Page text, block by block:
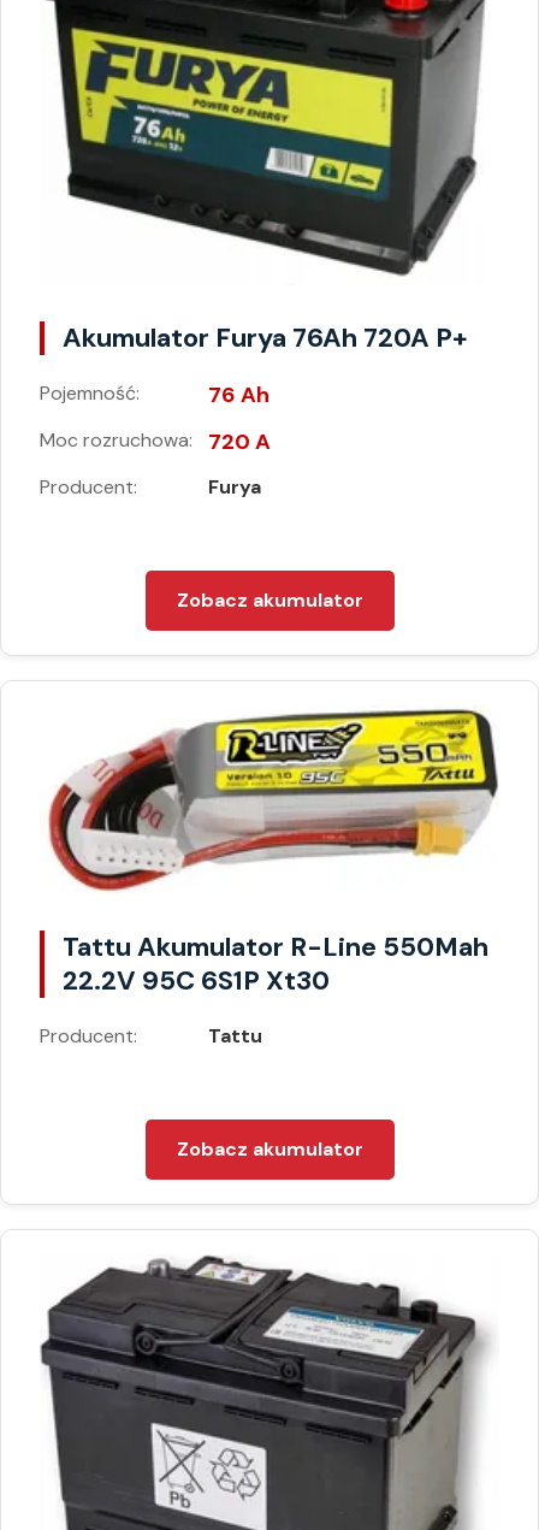
Akumulator Furya 76Ah 720A P+
Pojemność: 76 Ah
Moc rozruchowa: 720 A
Producent: Furya
Zobacz akumulator
Tattu Akumulator R-Line 550Mah
22.2V 95C 6S1P Xt30
Producent: Tattu
Zobacz akumulator